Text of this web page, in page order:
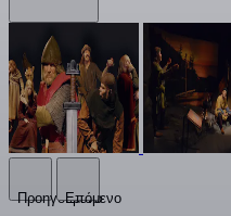
Προηγούμενο
Επόμενο